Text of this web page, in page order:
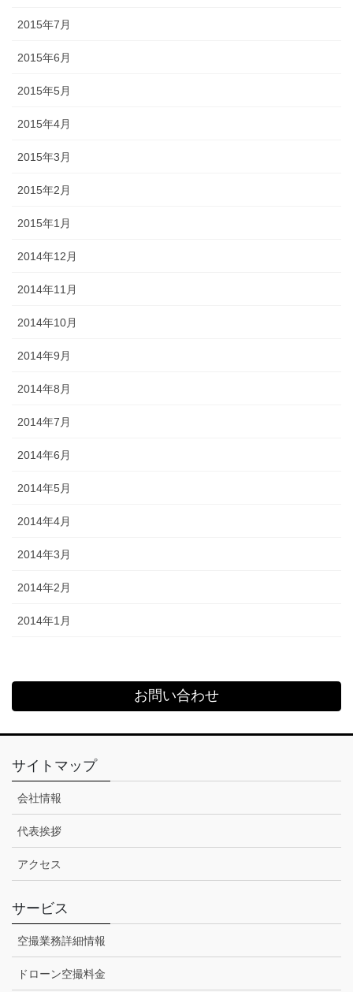
2015年7月
2015年6月
2015年5月
2015年4月
2015年3月
2015年2月
2015年1月
2014年12月
2014年11月
2014年10月
2014年9月
2014年8月
2014年7月
2014年6月
2014年5月
2014年4月
2014年3月
2014年2月
2014年1月
お問い合わせ
サイトマップ
会社情報
代表挨拶
アクセス
サービス
空撮業務詳細情報
ドローン空撮料金